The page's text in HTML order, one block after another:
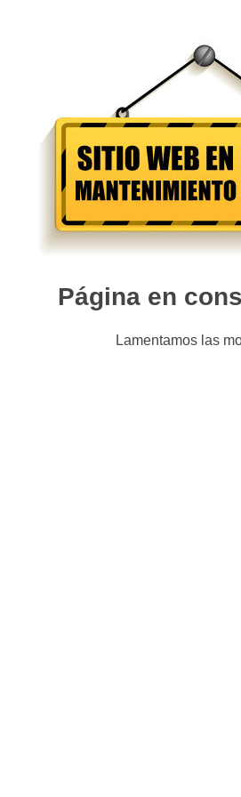
Página en
Lamentamos las